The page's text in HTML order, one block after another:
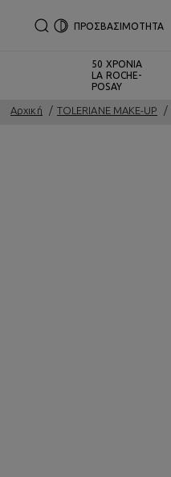
ΠΡΟΣΒΑΣΙΜΟΤΗΤΑ
50 ΧΡΟΝΙΑ
LA ROCHE-
POSAY
Αρχική TOLERIANE MAKE-UP